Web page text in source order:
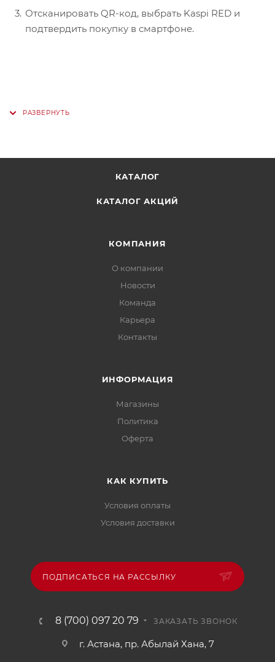
Отсканировать QR-код, выбрать Kaspi RED и
подтвердить покупку в смартфоне.
КАТАЛОГ
КАТАЛОГ АКЦИЙ
КОМПАНИЯ
О компании
Новости
Команда
Карьера
Контакты
ИНФОРМАЦИЯ
Магазины
Политика
Офертa
КАК КУПИТЬ
Условия оплаты
Условия доставки
ПОДПИСАТЬСЯ НА РАССЫЛКУ
8 (700) 097 20 79 ЗАКАЗАТЬ ЗВОНОК
г. Астана, пр. Абылай Хана, 7